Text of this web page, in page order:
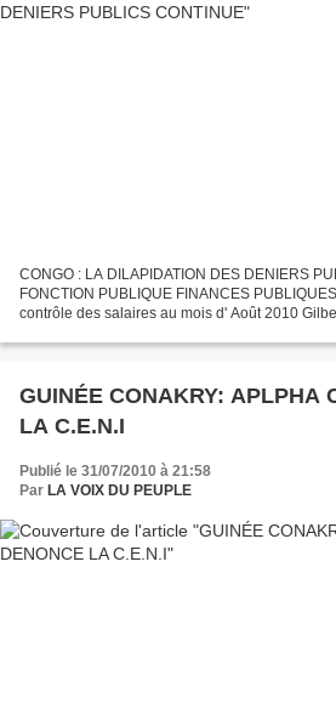
CONGO : LA DILAPIDATION DES DENIERS
FONCTION PUBLIQUE FINANCES
contrôle des salaires au mois d' Août 2010
GUINÉE CONAKRY: APLPHA
LA C.E.N.I
Publié le 31/07/2010 à 21:58
Par LA VOIX DU PEUPLE